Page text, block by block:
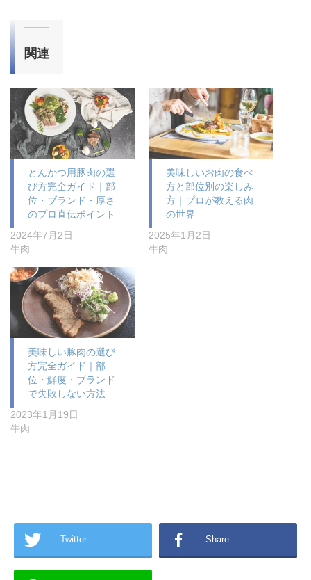
関連
とんかつ用豚肉の選
び方完全ガイド｜部
位・ブランド・厚さ
のプロ直伝ポイント
2024年7月2日
牛肉
美味しいお肉の食べ
方と部位別の楽しみ
方｜プロが教える肉
の世界
2025年1月2日
牛肉
美味しい豚肉の選び
方完全ガイド｜部
位・鮮度・ブランド
で失敗しない方法
2023年1月19日
牛肉
Twitter Share